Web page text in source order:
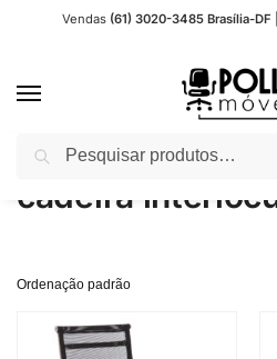
Vendas (61) 3020-3485 Brasília-
Início Produtos marcados com a tag
cadeira